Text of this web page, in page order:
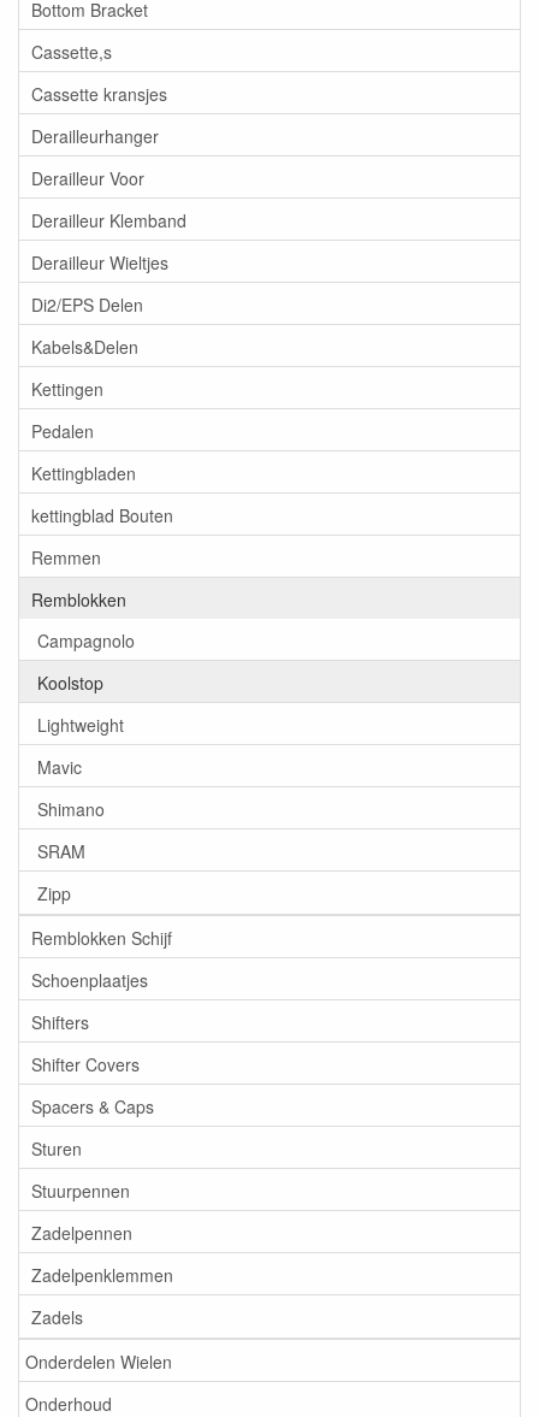
Bottom Bracket
Cassette,s
Cassette kransjes
Derailleurhanger
Derailleur Voor
Derailleur Klemband
Derailleur Wieltjes
Di2/EPS Delen
Kabels&Delen
Kettingen
Pedalen
Kettingbladen
kettingblad Bouten
Remmen
Remblokken
Campagnolo
Koolstop
Lightweight
Mavic
Shimano
SRAM
Zipp
Remblokken Schijf
Schoenplaatjes
Shifters
Shifter Covers
Spacers & Caps
Sturen
Stuurpennen
Zadelpennen
Zadelpenklemmen
Zadels
Onderdelen Wielen
Onderhoud